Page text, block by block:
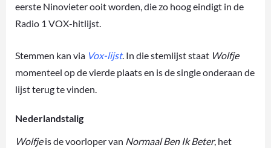
eerste Ninovieter ooit worden, die zo hoog eindigt in de
Radio 1 VOX-hitlijst.
Stemmen kan via Vox-lijst. In die stemlijst staat Wolfje
momenteel op de vierde plaats en is de single onderaan de
lijst terug te vinden.
Nederlandstalig
Wolfjeis de voorloper van Normaal Ben Ik Beter, het